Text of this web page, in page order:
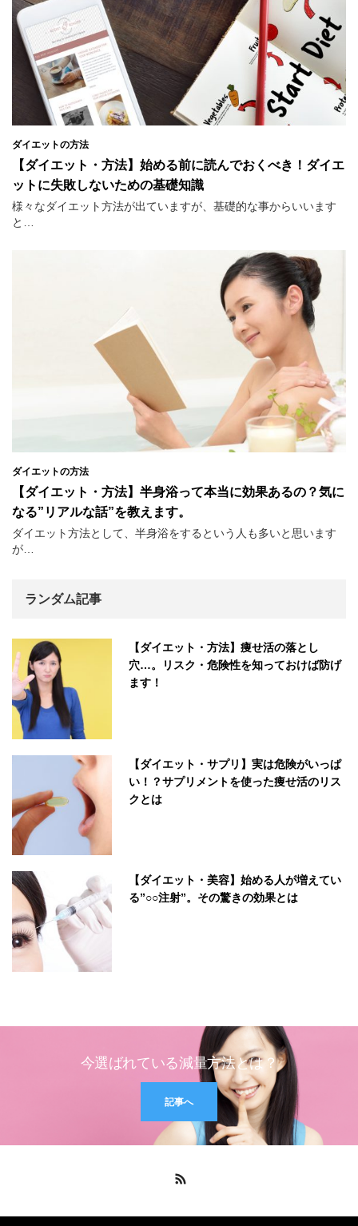
ダイエットの方法
【ダイエット・方法】始める前に読んでおくべき！ダイエ
ットに失敗しないための基礎知識
様々なダイエット方法が出ていますが、基礎的な事からいいます
と…
ダイエットの方法
【ダイエット・方法】半身浴って本当に効果あるの？気に
なる”リアルな話”を教えます。
ダイエット方法として、半身浴をするという人も多いと思います
が…
ランダム記事
【ダイエット・方法】痩せ活の落とし
穴…。リスク・危険性を知っておけば防げ
ます！
【ダイエット・サプリ】実は危険がいっぱ
い！？サプリメントを使った痩せ活のリス
クとは
【ダイエット・美容】始める人が増えてい
る”○○注射”。その驚きの効果とは
今選ばれている減量方法とは？
記事へ